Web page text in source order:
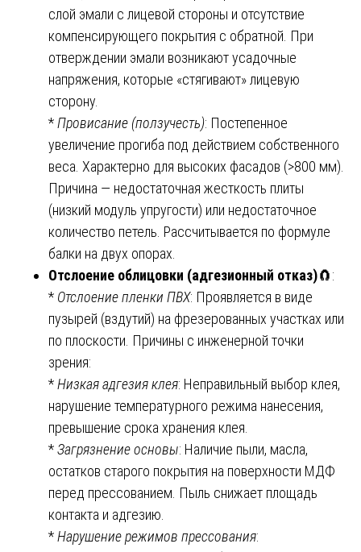
слой эмали с лицевой стороны и отсутствие
компенсирующего покрытия с обратной. При
отверждении эмали возникают усадочные
напряжения, которые «стягивают» лицевую
сторону.
*Провисание (ползучесть): Постепенное
увеличение прогиба под действием собственного
веса. Характерно для высоких фасадов (>800 мм).
Причина — недостаточная жесткость плиты
(низкий модуль упругости) или недостаточное
количество петель. Рассчитывается по формуле
балки на двух опорах.
Отслоение облицовки (адгезионный отказ)🧲:
* Отслоение пленки ПВХ: Проявляется в виде
пузырей (вздутий) на фрезерованных участках или
по плоскости. Причины с инженерной точки
зрения:
*Низкая адгезия клея: Неправильный выбор клея,
нарушение температурного режима нанесения,
превышение срока хранения клея.
*Загрязнение основы: Наличие пыли, масла,
остатков старого покрытия на поверхности МДФ
перед прессованием. Пыль снижает площадь
контакта и адгезию.
*Нарушение режимов прессования: